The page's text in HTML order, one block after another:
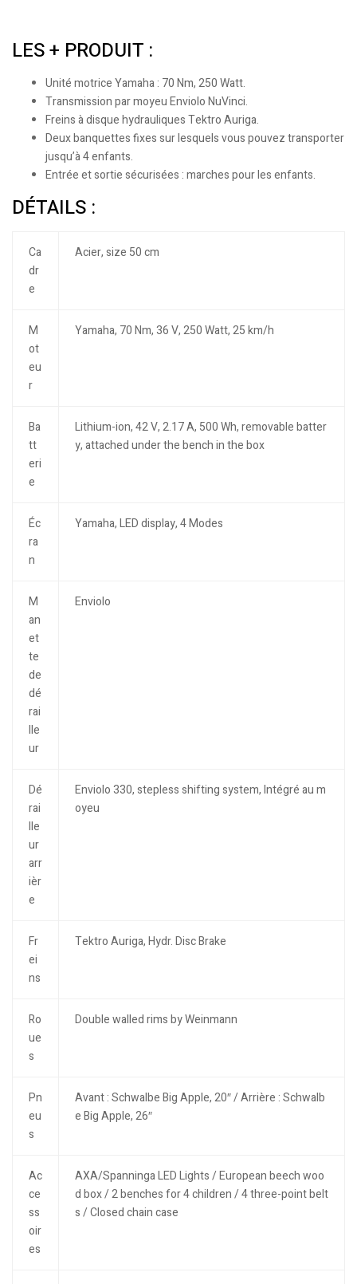
LES + PRODUIT :
Unité motrice Yamaha : 70 Nm, 250 Watt.
Transmission par moyeu Enviolo NuVinci.
Freins à disque hydrauliques Tektro Auriga.
Deux banquettes fixes sur lesquels vous pouvez transporter
jusqu’à 4 enfants.
Entrée et sortie sécurisées : marches pour les enfants.
DÉTAILS :
Ca
dr
e
Acier, size 50 cm
M
ot
eu
r
Yamaha, 70 Nm, 36 V, 250 Watt, 25 km/h
Ba
tt
eri
e
Lithium-ion, 42 V, 2.17 A, 500 Wh, removable batter
y, attached under the bench in the box
Éc
ra
n
Yamaha, LED display, 4 Modes
M
an
et
te
de
dé
rai
lle
ur
Enviolo
Dé
rai
lle
ur
arr
ièr
e
Enviolo 330, stepless shifting system, Intégré au m
oyeu
Fr
ei
ns
Tektro Auriga, Hydr. Disc Brake
Ro
ue
s
Double walled rims by Weinmann
Pn
eu
s
Avant : Schwalbe Big Apple, 20″ / Arrière : Schwalb
e Big Apple, 26″
Ac
ce
ss
oir
es
AXA/Spanninga LED Lights / European beech woo
d box / 2 benches for 4 children / 4 three-point belt
s / Closed chain case